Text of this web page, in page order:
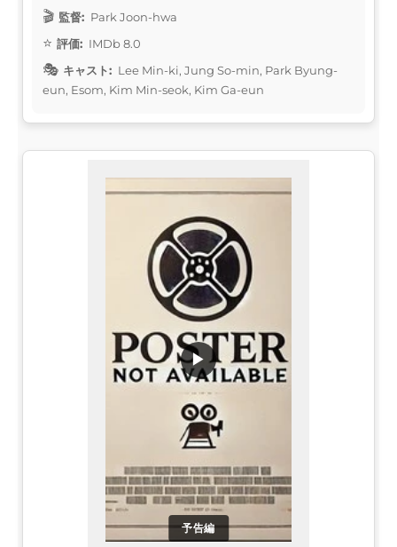
監督: Park Joon-hwa
評価: IMDb 8.0
キャスト: Lee Min-ki, Jung So-min, Park Byung-
eun, Esom, Kim Min-seok, Kim Ga-eun
予告編
▶